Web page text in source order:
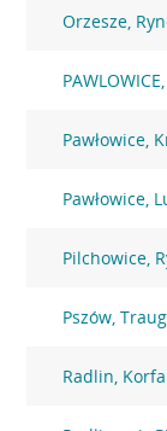
Orzesze,
Pawłowice,
Pawłowice,
Pilchowice,
Pszów,
Radlin,